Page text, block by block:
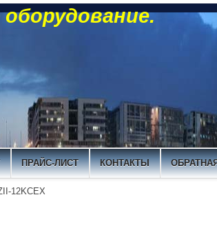
ПРАЙС-ЛИСТ КОНТАКТЫ
12KCEX